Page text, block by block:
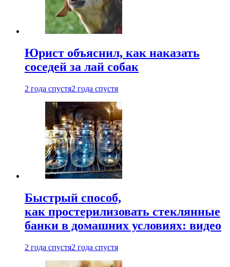
Юрист объяснил, как наказать
соседей за лай собак
2 года спустя2 года спустя
Быстрый способ,
как простерилизовать стеклянные
банки в домашних условиях: видео
2 года спустя2 года спустя